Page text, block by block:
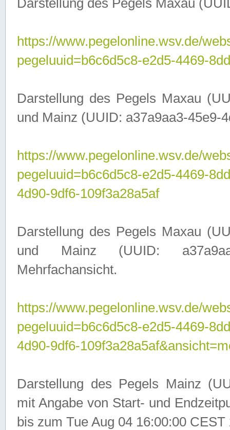
Darstellung des Pegels Maxau
https://www.pegelonline.wsv.de/
pegeluuid=b6c6d5c8-e2d5-4469-
Darstellung des Pegels Maxau
und Mainz (UUID: a37a9aa3-45e9-
https://www.pegelonline.wsv.de/
pegeluuid=b6c6d5c8-e2d5-4469-
4d90-9df6-109f3a28a5af
Darstellung des Pegels Maxau
und Mainz (UUID:
Mehrfachansicht.
https://www.pegelonline.wsv.de/
pegeluuid=b6c6d5c8-e2d5-4469-
4d90-9df6-
Darstellung des Pegels Mainz
mit Angabe von Start- und
bis zum Tue Aug 04 16:00:00 CEST